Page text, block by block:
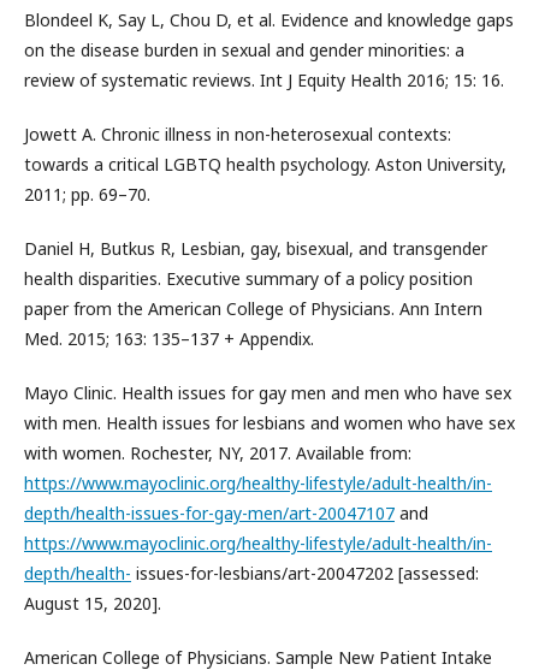
Blondeel K, Say L, Chou D, et al. Evidence and knowledge gaps
on the disease burden in sexual and gender minorities: a
review of systematic reviews. Int J Equity Health 2016; 15: 16.
Jowett A. Chronic illness in non-heterosexual contexts:
towards a critical LGBTQ health psychology. Aston University,
2011; pp. 69–70.
Daniel H, Butkus R, Lesbian, gay, bisexual, and transgender
health disparities. Executive summary of a policy position
paper from the American College of Physicians. Ann Intern
Med. 2015; 163: 135–137 + Appendix.
Mayo Clinic. Health issues for gay men and men who have sex
with men. Health issues for lesbians and women who have sex
with women. Rochester, NY, 2017. Available from:
https://www.mayoclinic.org/healthy-lifestyle/adult-health/in-
depth/health-issues-for-gay-men/art-20047107 and
https://www.mayoclinic.org/healthy-lifestyle/adult-health/in-
depth/health- issues-for-lesbians/art-20047202 [assessed:
August 15, 2020].
American College of Physicians. Sample New Patient Intake